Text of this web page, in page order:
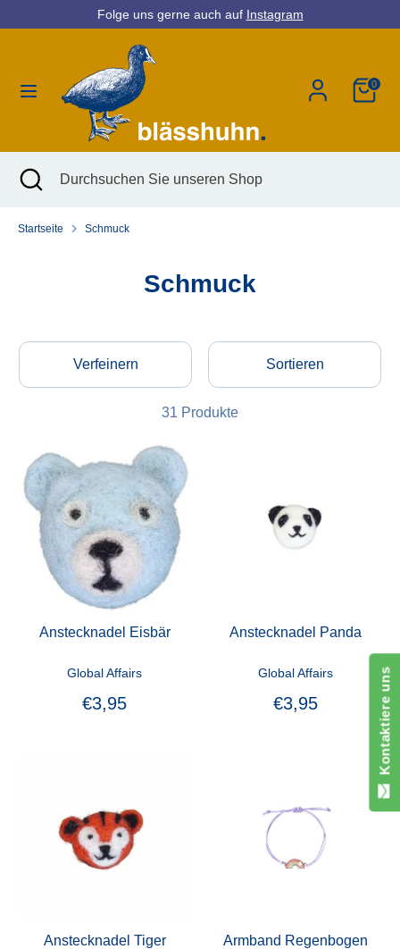
zum
Folge uns gerne auch auf Instagram
0
Währung
SuchenDurchsuchen
Sie
unseren
Shop
SuchenDurchsuchen
Shop
Suche
schließen
Startseite Schmuck
Schmuck
Verfeinern Sortieren
31 Produkte
Anstecknadel Eisbär
Global Affairs
€3,95
Anstecknadel Panda
Global Affairs
€3,95
Anstecknadel Tiger Armband Regenbogen
Kontaktiere uns